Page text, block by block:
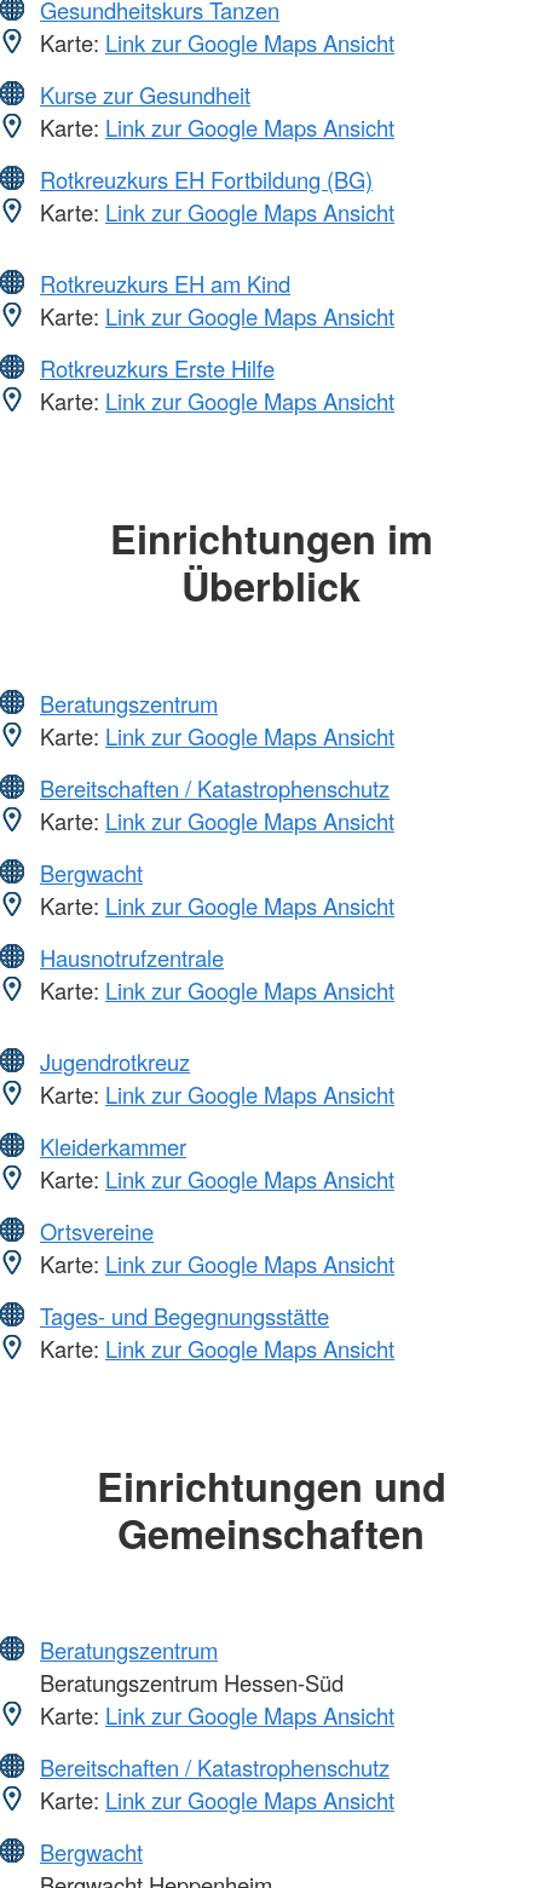
Gesundheitskurs Tanzen
Karte: Link zur Google Maps Ansicht
Kurse zur Gesundheit
Karte: Link zur Google Maps Ansicht
Rotkreuzkurs EH Fortbildung (BG)
Karte: Link zur Google Maps Ansicht
Rotkreuzkurs EH am Kind
Karte: Link zur Google Maps Ansicht
Rotkreuzkurs Erste Hilfe
Karte: Link zur Google Maps Ansicht
Einrichtungen im
Überblick
Beratungszentrum
Karte: Link zur Google Maps Ansicht
Bereitschaften / Katastrophenschutz
Karte: Link zur Google Maps Ansicht
Bergwacht
Karte: Link zur Google Maps Ansicht
Hausnotrufzentrale
Karte: Link zur Google Maps Ansicht
Jugendrotkreuz
Karte: Link zur Google Maps Ansicht
Kleiderkammer
Karte: Link zur Google Maps Ansicht
Ortsvereine
Karte: Link zur Google Maps Ansicht
Tages- und Begegnungsstätte
Karte: Link zur Google Maps Ansicht
Einrichtungen und
Gemeinschaften
Beratungszentrum
Beratungszentrum Hessen-Süd
Karte: Link zur Google Maps Ansicht
Bereitschaften / Katastrophenschutz
Karte: Link zur Google Maps Ansicht
Bergwacht